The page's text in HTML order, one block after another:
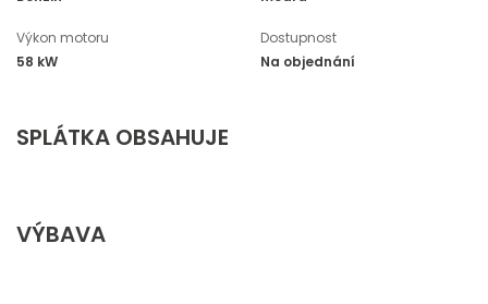
Výkon motoru
58 kW
Dostupnost
Na objednání
SPLÁTKA OBSAHUJE
VÝBAVA